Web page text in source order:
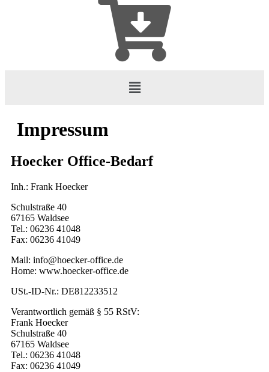
Impressum
Hoecker Office-Bedarf
Inh.: Frank Hoecker
Schulstraße 40
67165 Waldsee
Tel.: 06236 41048
Fax: 06236 41049
Mail: info@hoecker-office.de
Home: www.hoecker-office.de
USt.-ID-Nr.: DE812233512
Verantwortlich gemäß § 55 RStV:
Frank Hoecker
Schulstraße 40
67165 Waldsee
Tel.: 06236 41048
Fax: 06236 41049